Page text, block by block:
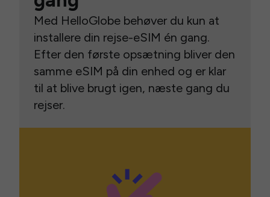
Med HelloGlobe behøver du kun at
installere din rejse-eSIM én gang.
Efter den første opsætning bliver den
samme eSIM på din enhed og er klar
til at blive brugt igen, næste gang du
rejser.